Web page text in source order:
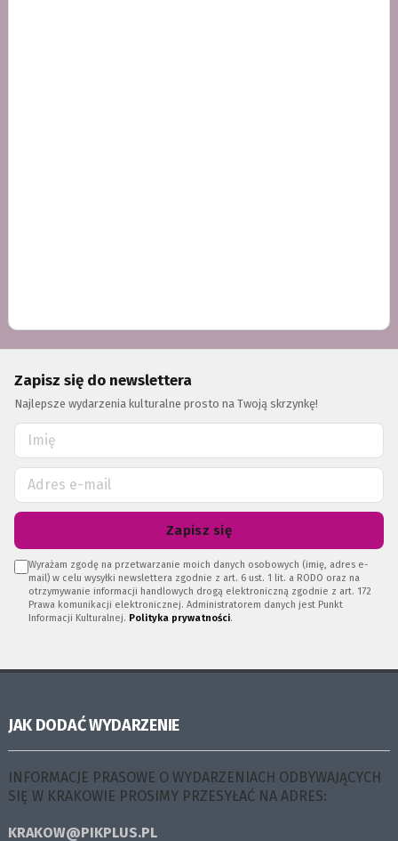
Zapisz się do newslettera
Najlepsze wydarzenia kulturalne prosto na Twoją skrzynkę!
Zapisz się
Wyrażam zgodę na przetwarzanie moich danych osobowych (imię, adres e-
mail) w celu wysyłki newslettera zgodnie z art. 6 ust. 1 lit. a RODO oraz na
otrzymywanie informacji handlowych drogą elektroniczną zgodnie z art. 172
Prawa komunikacji elektronicznej. Administratorem danych jest Punkt
Informacji Kulturalnej. Polityka prywatności.
JAK DODAĆ WYDARZENIE
INFORMACJE PRASOWE O WYDARZENIACH ODBYWAJĄCYCH
SIĘ W KRAKOWIE PROSIMY PRZESYŁAĆ NA ADRES:
KRAKOW@PIKPLUS.PL